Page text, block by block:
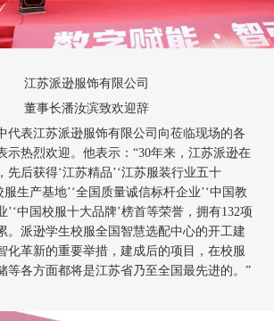
江苏派逊服饰有限公司
董事长潘汝滨致欢迎辞
代表江苏派逊服饰有限公司向莅临现场的各
示热烈欢迎。他表示： “30年来，江苏派逊在
先后获得‘江苏精品’‘江苏服装行业五十
服生产基地’‘全国质量诚信标杆企业’‘中国教
’‘中国校服十大品牌’榜首等荣誉，拥有132项
。派逊学生校服全国智慧选配中心的开工建
化革新的重要举措，建成后的项目，在校服
等各方面都将是江苏省乃至全国最先进的。”